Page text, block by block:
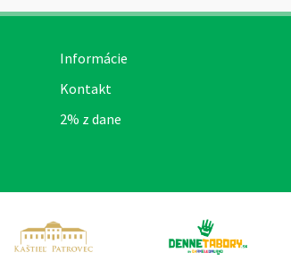
Informácie
Kontakt
2% z dane